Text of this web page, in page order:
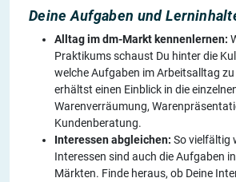
Deine Aufgaben und
Alltag im dm-Markt kennenlernen:
Praktikums schaust Du hinter die
welche Aufgaben im Arbeitsalltag
erhältst einen Einblick in die
Warenverräumung,
Kundenberatung.
Interessen abgleichen: So vielfältig
Interessen sind auch die Aufgaben
Märkten. Finde heraus, ob Deine